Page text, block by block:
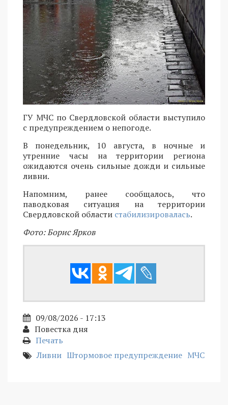
ГУ МЧС по Свердловской области выступило
с предупреждением о непогоде.
В понедельник, 10 августа, в ночные и
утренние часы на территории региона
ожидаются очень сильные дожди и сильные
ливни.
Напомним, ранее сообщалось, что
паводковая ситуация на территории
Свердловской области стабилизировалась.
Фото: Борис Ярков
09/08/2026 - 17:13
Повестка дня
Печать
Ливни Штормовое предупреждение МЧС